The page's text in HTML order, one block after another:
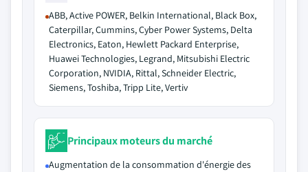
ABB, Active POWER, Belkin International, Black Box,
Caterpillar, Cummins, Cyber Power Systems, Delta
Electronics, Eaton, Hewlett Packard Enterprise,
Huawei Technologies, Legrand, Mitsubishi Electric
Corporation, NVIDIA, Rittal, Schneider Electric,
Siemens, Toshiba, Tripp Lite, Vertiv
Principaux moteurs du marché
Augmentation de la consommation d'énergie des